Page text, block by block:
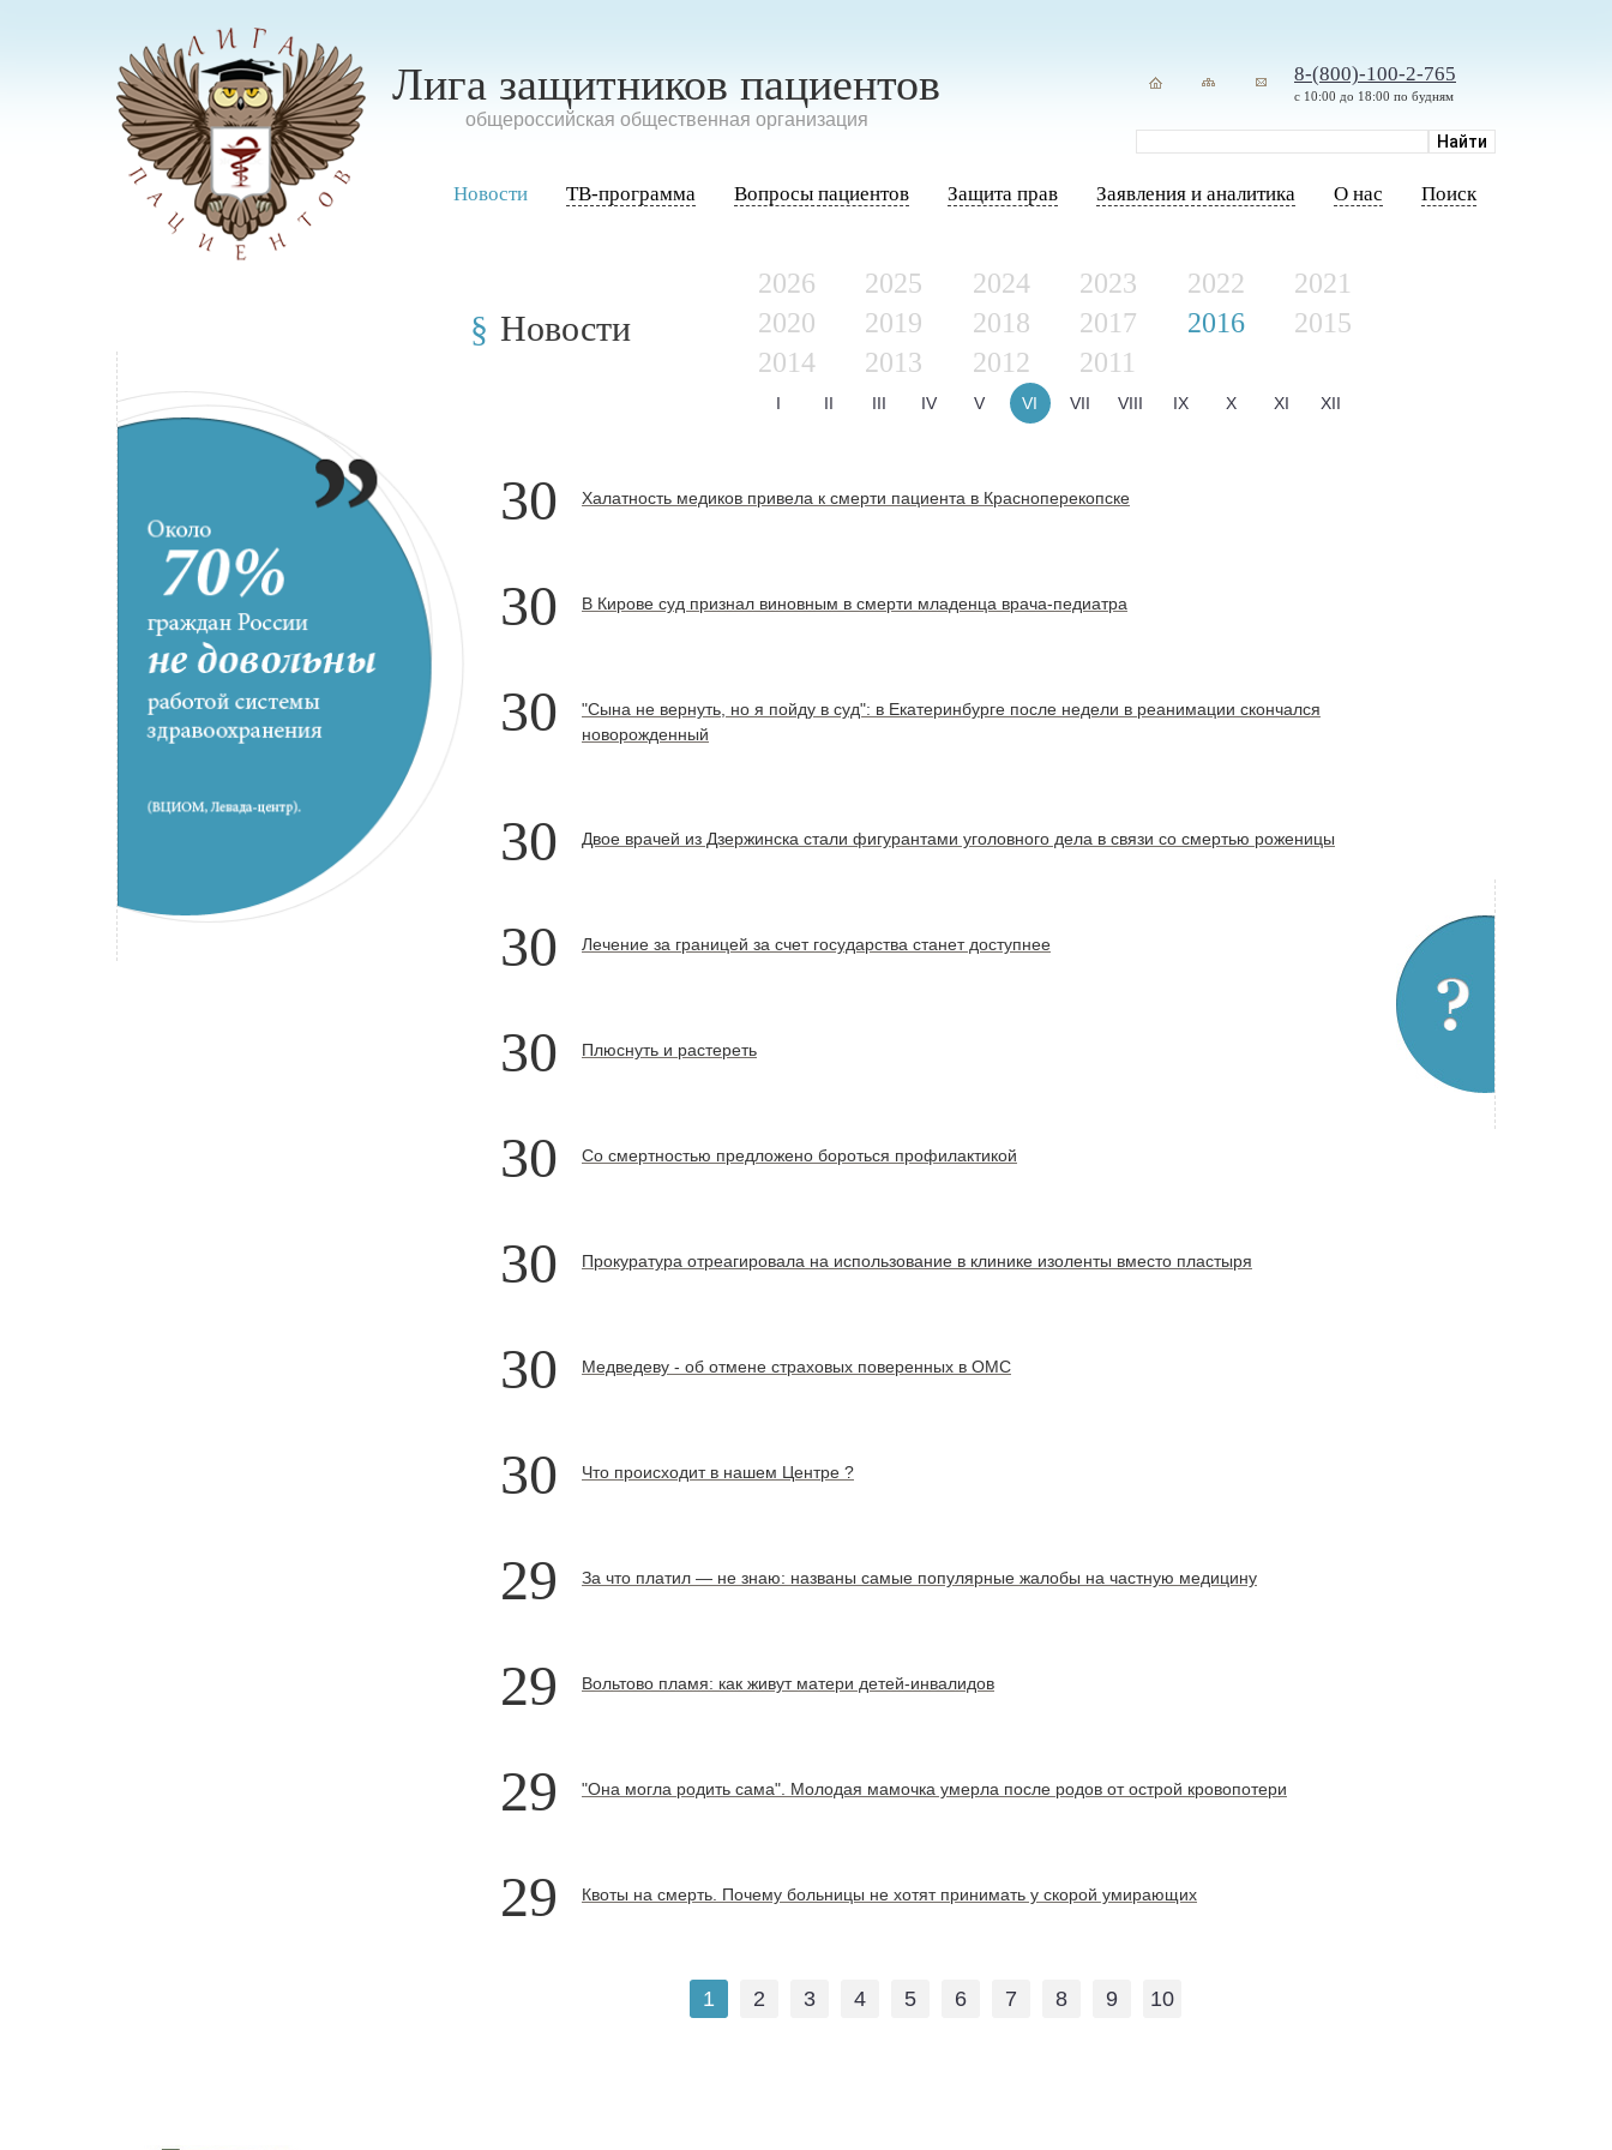
Лига защитников пациентов
oбщероссийская общественная организация
8-(800)-100-2-765
с 10:00 до 18:00 по будням
Новости ТВ-программа Вопросы пациентов Защита прав Заявления и аналитика О нас Поиск
Новости
2026 2025 2024 2023 2022
2021
2020
2019 2018 2017 2016
2015
2014
2013 2012 2011
I II III IV V VI VII VIII IX X XI XII
30 Халатность медиков привела к смерти пациента в Красноперекопске
30 В Кирове суд признал виновным в смерти младенца врача-педиатра
30
"Сына не вернуть, но я пойду в суд": в Екатеринбурге после недели в реанимации скончался
новорожденный
30 Двое врачей из Дзержинска стали фигурантами уголовного дела в связи со смертью роженицы
30 Лечение за границей за счет государства станет доступнее
30 Плюснуть и растереть
30 Со смертностью предложено бороться профилактикой
30 Прокуратура отреагировала на использование в клинике изоленты вместо пластыря
30 Медведеву - об отмене страховых поверенных в ОМС
30 Что происходит в нашем Центре ?
29 За что платил — не знаю: названы самые популярные жалобы на частную медицину
29 Вольтово пламя: как живут матери детей-инвалидов
29 "Она могла родить сама". Молодая мамочка умерла после родов от острой кровопотери
29 Квоты на смерть. Почему больницы не хотят принимать у скорой умирающих
1 2 3 4 5 6 7 8 9 10